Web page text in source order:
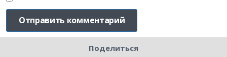
Поделиться